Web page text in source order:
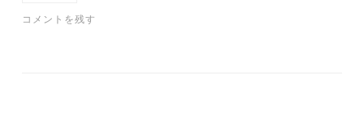
コメントを残す